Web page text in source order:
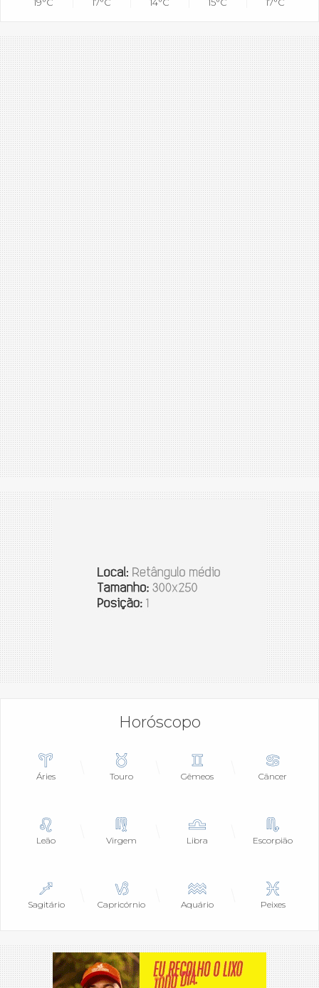
Horóscopo
Áries Touro Gêmeos Câncer
Leão Virgem Libra Escorpião
Sagitário Capricórnio Aquário Peixes